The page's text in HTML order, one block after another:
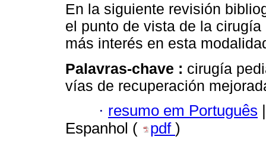
En la siguiente revisión
el punto de vista de la
más interés en esta
Palavras-chave : cirugía
vías de recuperación
· resumo em Português
Espanhol (
pdf )